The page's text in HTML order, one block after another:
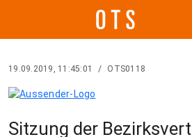
19.09.2019, 11:45:01 / OTS0118
Sitzung der